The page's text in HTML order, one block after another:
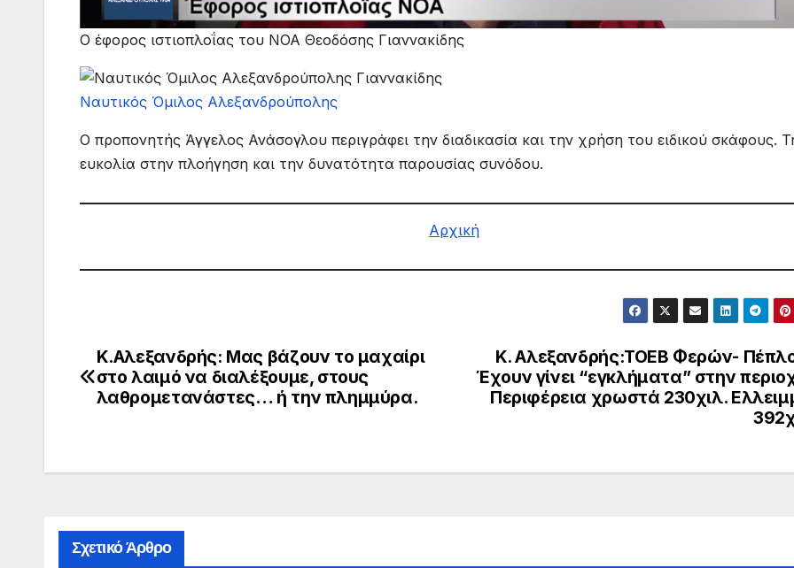
Ο έφορος ιστιοπλοΐας του ΝΟΑ Θεοδόσης Γιαννακίδης
Ναυτικός Όμιλος Αλεξανδρούπολης
Ο προπονητής Άγγελος Ανάσογλου περιγράφει την διαδικασία και την χρήση του ειδικού σκάφους.
ευκολία στην πλοήγηση και την δυνατότητα παρουσίας συνόδου.
Αρχική
Πλοήγηση
άρθρων
Κ. Αλεξανδρής:ΤΟΕΒ Φερών-
Έχουν γίνει “εγκλήματα” στην
Περιφέρεια χρωστά 230χιλ.
Κ.Αλεξανδρής: Μας βάζουν το μαχαίρι
στο λαιμό να διαλέξουμε, στους
λαθρομετανάστες… ή την πλημμύρα.
Σχετικό Άρθρο